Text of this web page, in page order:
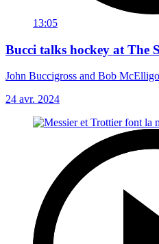
13:05
Bucci talks hockey at The
John Buccigross and Bob
24 avr. 2024